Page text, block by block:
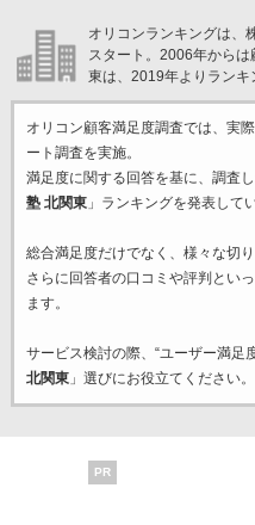
オリコンランキングは、
スタート。2006年から
東は、2019年よりランキ
オリコン顧客満足度調査では、実
ート調査を実施。
満足度に関する回答を基に、調査
塾 北関東」ランキングを発表して
総合満足度だけでなく、様々な切り
さらに回答者の口コミや評判とい
ます。
サービス検討の際、“ユーザー満足
北関東」選びにお役立てください。
PR